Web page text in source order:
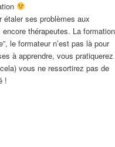
étaler ses problèmes aux
thérapeutes. La formation
le formateur n’est pas là pour
à apprendre, vous pratiquerez
vous ne ressortirez pas de
!